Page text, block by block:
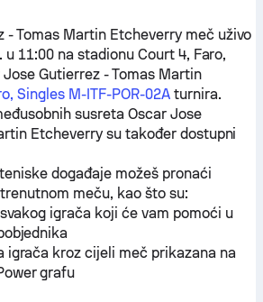
-Tomas Martin Etcheverrymeč uživo
u 11:00 na stadionu Court 4, Faro,
Jose Gutierrez -Tomas Martin
Singles M-ITF-POR-02Aturnira.
susreta Oscar Jose
Etcheverry su također dostupni
događaje možeš pronaći
meču, kao što su:
igrača koji će vam pomoći u
igrača kroz cijeli meč prikazana na
grafu